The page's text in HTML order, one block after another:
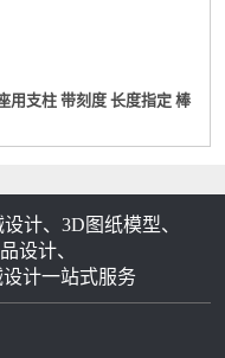
用支柱 带刻度 长度指定 棒
计、3D图纸模型、
设计、
设计一站式服务